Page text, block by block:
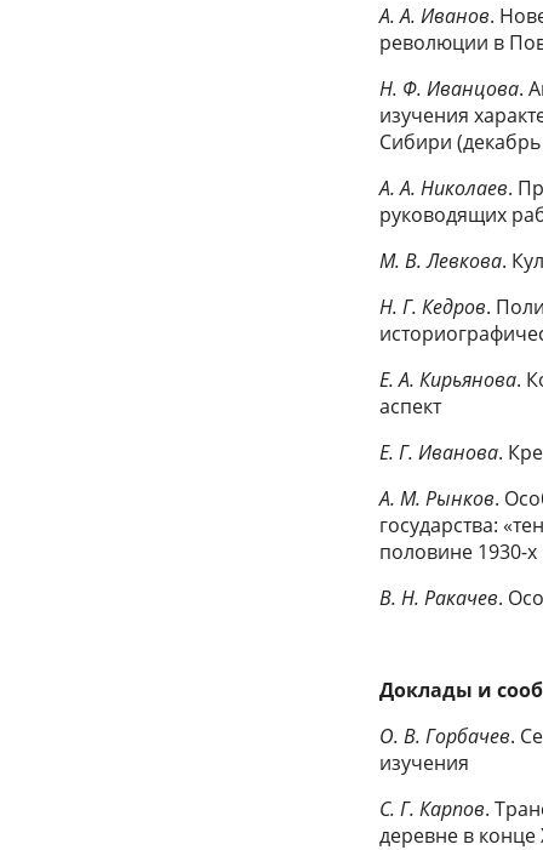
А. А. Иванов.
революции в
Н. Ф. Иванцова.
изучения
Сибири
А. А. Николаев.
руководящих
М. В. Левкова.
Н. Г. Кедров.
Е. А. Кирьянова.
аспект
Е. Г. Иванова.
А. М. Рынков.
государства:
половине 1930-х
В. Н. Ракачев.
Доклады и
О. В. Горбачев.
изучения
С. Г. Карпов.
деревне в конце